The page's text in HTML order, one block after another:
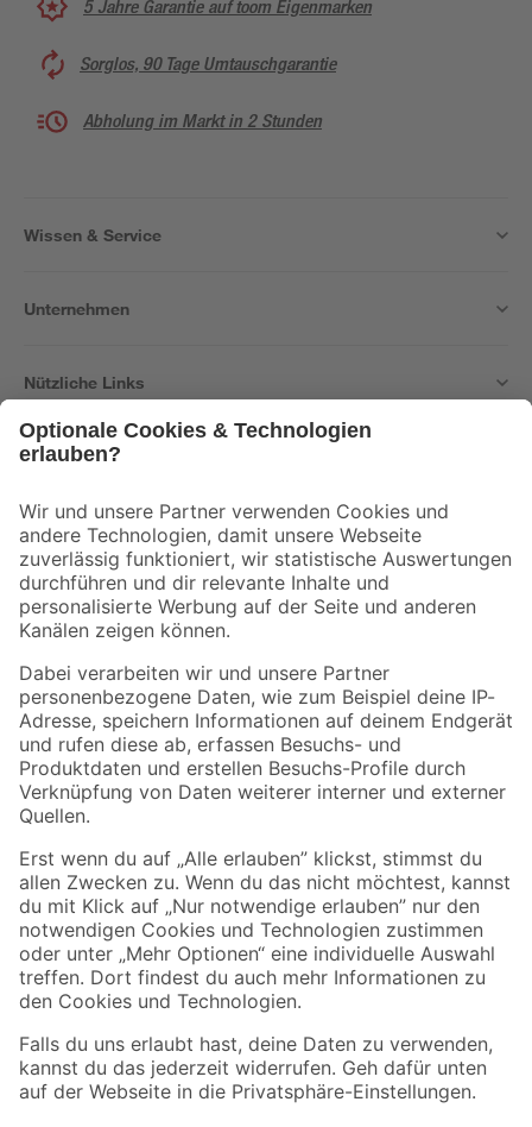
5 Jahre Garantie auf toom Eigenmarken
Sorglos, 90 Tage Umtauschgarantie
Abholung im Markt in 2 Stunden
Wissen & Service
Unternehmen
Nützliche Links
Der toom Newsletter: Keine Angebote und Aktionen mehr verpassen!
Zur Newsletter Anmeldung
Folge uns
Zahlungsarten Versandarten
Sicher einkaufen
Jetzt die toom-App herunterladen
Alle Preisangaben in EUR inkl. gesetzl. MwSt.. Die dargestellten Angebote sind unter
Umständen nicht in allen Märkten verfügbar. Die angegebenen Verfügbarkeiten beziehen